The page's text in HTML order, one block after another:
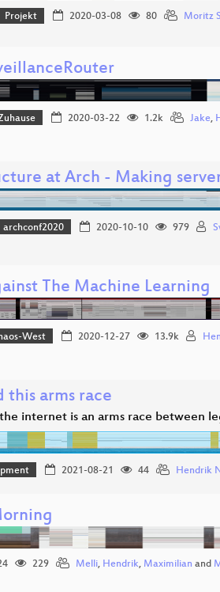
Projekt 2020-03-08 80 Moritz S
2020-03-22 1.2k Jake,
at Arch - Making
archconf2020 2020-10-10 979
The Machine Learning
West 2020-12-27 13.9k
this arms race
internet is an arms race between
2021-08-21 44 Hendrik
229 Melli, Hendrik, Maximilian and